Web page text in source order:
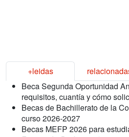
+leidas
Beca Segunda Oportunidad
requisitos, cuantía y cómo
Becas de Bachillerato de la
curso 2026-2027
Becas MEFP 2026 para